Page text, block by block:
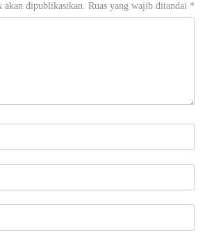
akan dipublikasikan. Ruas yang wajib ditandai *